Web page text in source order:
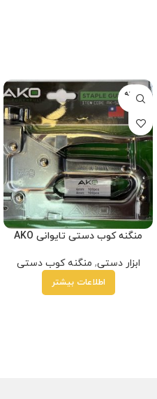
فروخته
شده
منگنه کوب دستی تایوانی AKO
ابزار دستی, منگنه کوب دستی
اطلاعات بیشتر